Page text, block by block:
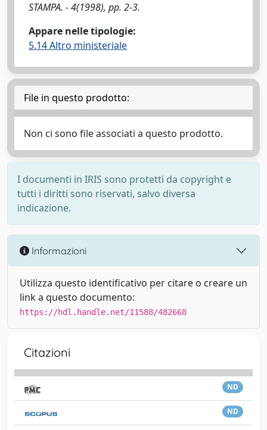
STAMPA. - 4(1998), pp. 2-3.
Appare nelle tipologie:
5.14 Altro ministeriale
File in questo prodotto:
Non ci sono file associati a questo prodotto.
I documenti in IRIS sono protetti da copyright e
tutti i diritti sono riservati, salvo diversa
indicazione.
Informazioni
Utilizza questo identificativo per citare o creare un
link a questo documento:
https://hdl.handle.net/11588/482668
Citazioni
ND
ND